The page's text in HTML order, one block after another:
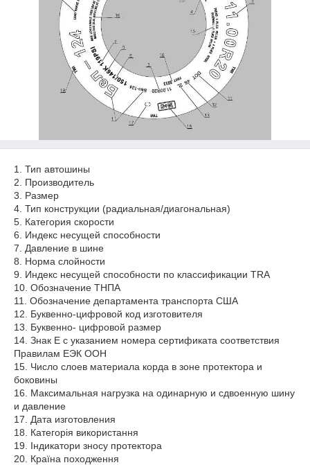
1. Тип автошины
2. Производитель
3. Размер
4. Тип конструкции (радиальная/диагональная)
5. Категория скорости
6. Индекс несущей способности
7. Давление в шине
8. Норма слойности
9. Индекс несущей способности по классификации TRA
10. Обозначение ТНПА
11. Обозначение департамента транспорта США
12. Буквенно-цифровой код изготовителя
13. Буквенно- цифровой размер
14. Знак Е с указанием номера сертификата соответствия
Правилам ЕЭК ООН
15. Число слоев материала корда в зоне протектора и
боковины
16. Максимальная нагрузка на одинарную и сдвоенную шину
и давление
17. Дата изготовления
18. Категорія використання
19. Індикатори зносу протектора
20. Країна походження